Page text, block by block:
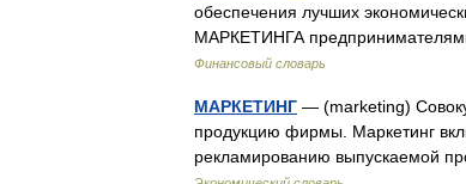
обеспечения лучших
МАРКЕТИНГА
Финансовый словарь
МАРКЕТИНГ — (marketing)
продукцию фирмы. Маркетинг
рекламированию выпускаемой